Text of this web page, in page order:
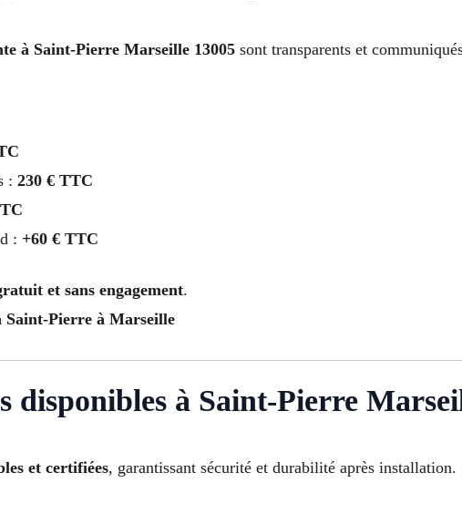
à Saint-Pierre Marseille 13005 sont transparents et
: 230 € TTC
: +60 € TTC
et sans engagement.
Saint-Pierre à Marseille
disponibles à Saint-Pierre
et certifiées, garantissant sécurité et durabilité après installation.